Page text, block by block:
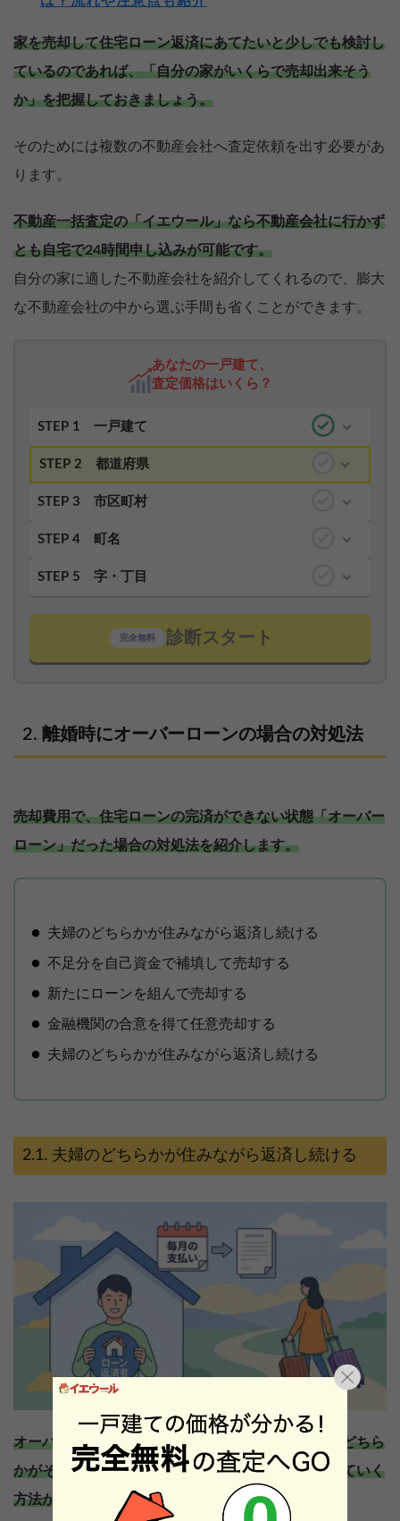
家を売却して住宅ローン返済にあてたいと少しでも検討し
ているのであれば、「自分の家がいくらで売却出来そう
か」を把握しておきましょう。
そのためには複数の不動産会社へ査定依頼を出す必要があ
ります。
不動産一括査定の「イエウール」なら不動産会社に行かず
とも自宅で24時間申し込みが可能です。
自分の家に適した不動産会社を紹介してくれるので、膨大
な不動産会社の中から選ぶ手間も省くことができます。
あなたの一戸建て、
査定価格はいくら？
STEP 1 一戸建て
STEP 2 都道府県
STEP 3 市区町村
STEP 4 町名
STEP 5 字・丁目
完全無料 診断スタート
離婚時にオーバーローンの場合の対処法
売却費用で、住宅ローンの完済ができない状態「オーバー
ローン」だった場合の対処法を紹介します。
夫婦のどちらかが住みながら返済し続ける
不足分を自己資金で補填して売却する
新たにローンを組んで売却する
金融機関の合意を得て任意売却する
夫婦のどちらかが住みながら返済し続ける
夫婦のどちらかが住みながら返済し続ける
オーバーローンの場合不動産を売却せずに、夫婦のどちら
かがそのまま住宅に住み続け、住宅ローンを返済していく
方法があります。